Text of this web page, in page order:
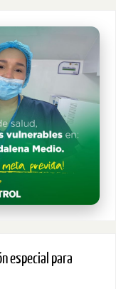
especial para